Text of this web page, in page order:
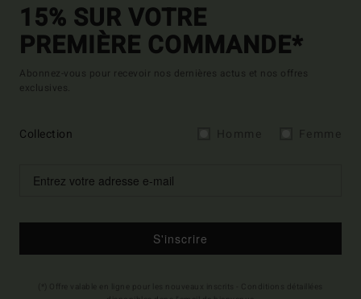
15% SUR VOTRE
PREMIÈRE COMMANDE*
Abonnez-vous pour recevoir nos dernières actus et nos offres
exclusives.
Collection
S'inscrire